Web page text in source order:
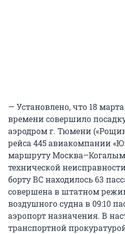
— Установлено, что 18
времени совершило
аэродром г. Тюмени
рейса 445 авиакомпании
маршруту
технической
борту ВС находилось 63
совершена в штатном
воздушного судна в 09:10
аэропорт назначения. В
транспортной